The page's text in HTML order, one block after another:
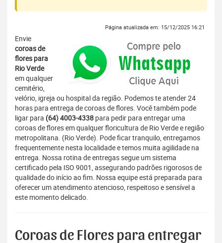
Página atualizada em: 15/12/2025 16:21
Envie
coroas de
flores para
Rio Verde
em qualquer
cemitério,
velório, igreja ou hospital da região. Podemos te atender 24
horas para entrega de coroas de flores. Você também pode
ligar para (64) 4003-4338 para pedir para entregar uma
coroas de flores em qualquer floricultura de Rio Verde e região
metropolitana. (Rio Verde). Pode ficar tranquilo, entregamos
frequentemente nesta localidade e temos muita agilidade na
entrega. Nossa rotina de entregas segue um sistema
certificado pela ISO 9001, assegurando padrões rigorosos de
qualidade do início ao fim. Nossa equipe está preparada para
oferecer um atendimento atencioso, respeitoso e sensível a
este momento delicado.
Coroas de Flores para entregar